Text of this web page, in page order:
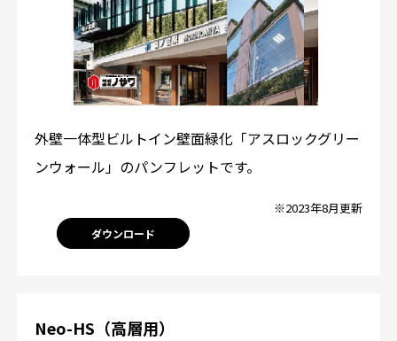
外壁一体型ビルトイン壁面緑化「アスロックグリー
ンウォール」のパンフレットです。
※2023年8月更新
ダウンロード
Neo-HS（高層用）